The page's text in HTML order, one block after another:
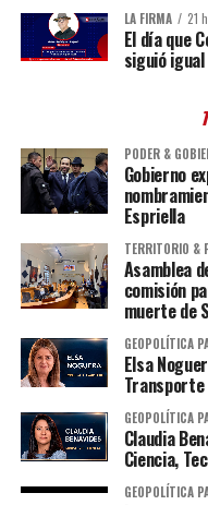
LA FIRMA 21
El día que
siguió igual
PODER &
Gobierno
Espriella
TERRITORIO &
Asamblea
comisión
muerte de
GEOPOLÍTICA
Elsa
Transporte
GEOPOLÍTICA
Claudia
Ciencia,
GEOPOLÍTICA